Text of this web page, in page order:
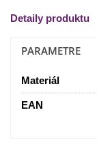
Detaily produktu
PARAMETRE
Materiál
EAN